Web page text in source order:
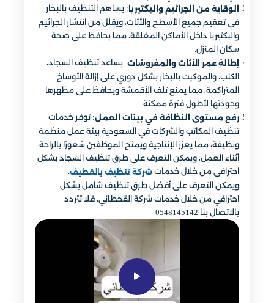
الوقاية من الجراثيم والبكتيريا : يساهم التنظيف بالبخار
في تعقيم جميع الأسطح والأثاث، ويقلل من انتشار الجراثيم
والبكتيريا داخل الأماكن المغلقة، مما يحافظ على صحة
سكان المنزل.
إطالة عمر الأثاث والمفروشات: يساعد تنظيف السجاد،
الكنب، والموكيت بالبخار بشكل دوري على إزالة الأوساخ
المتراكمة، مما يمنع تلف الأقمشة ويحافظ على مظهرها
وجودتها لأطول فترة ممكنة.
رفع مستوى النظافة في بيئات العمل: توفر خدمات
تنظيف المكاتب والشركات في السعودية بيئة عمل منظمة
ونظيفة، مما يعزز الإنتاجية ويمنح الموظفين شعورًا بالراحة
أثناء العمل، ويمكن التعرف على طرق تنظيف السجاد بشكل
احترافي من خلال خدمات شركة تنظيف بالقطيف
ويمكن التعرف على أفضل طرق تنظيف شامل بشكل
احترافي من خلال خدمات شركة القحطاني، فلا تتردد
بالاتصال بنا 0548145142